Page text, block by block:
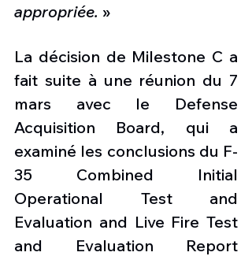
appropriée. »
La décision de Milestone C a
fait suite à une réunion du 7
mars avec le Defense
Acquisition Board, qui a
examiné les conclusions du F-
35 Combined Initial
Operational Test and
Evaluation and Live Fire Test
and Evaluation Report